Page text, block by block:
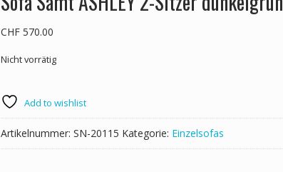
CHF570.00
Nicht vorrätig
Add to wishlist
Artikelnummer: SN-20115 Kategorie: Einzelsofas